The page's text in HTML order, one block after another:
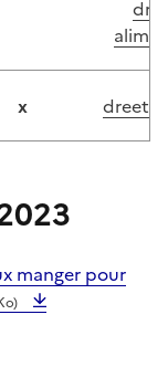
x
manger pour